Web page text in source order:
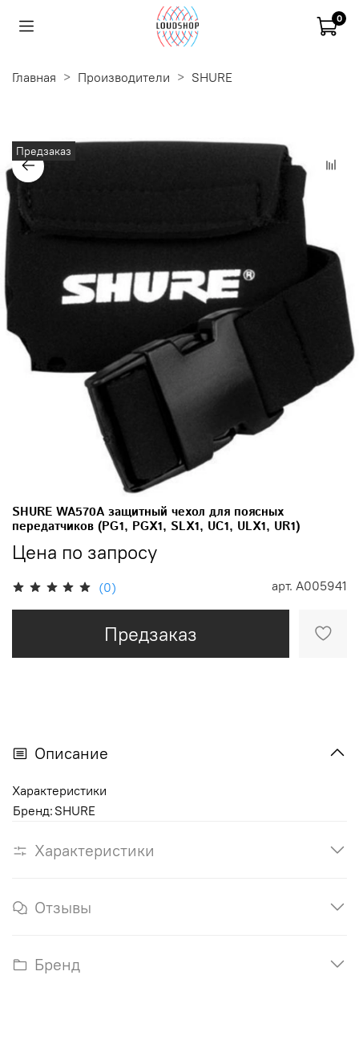
0
Главная Производители SHURE
Предзаказ
(0) арт. A005941
SHURE WA570A защитный чехол для поясных
передатчиков (PG1, PGX1, SLX1, UC1, ULX1, UR1)
Цена по запросу
Предзаказ
Описание
Характеристики
Бренд: SHURE
Характеристики
Отзывы
Бренд